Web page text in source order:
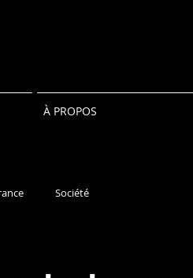
À PROPOS
Société